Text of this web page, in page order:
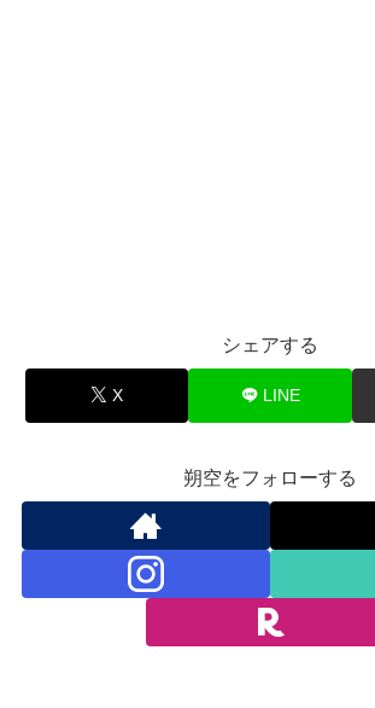
シェアする
X LINE
朔空をフォローする